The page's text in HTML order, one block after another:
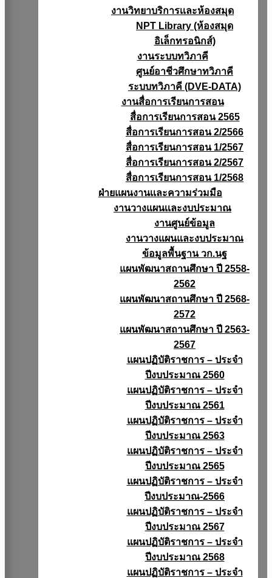
งานวิทยาบริการเเละห้องสมุด
NPT Library (ห้องสมุด
อิเล็กทรอนิกส์)
งานระบบทวิภาคี
ศูนย์อาชีวศึกษาทวิภาคี
ระบบทวิภาคี (DVE-DATA)
งานสื่อการเรียนการสอน
สื่อการเรียนการสอน 2565
สื่อการเรียนการสอน 2/2566
สื่อการเรียนการสอน 1/2567
สื่อการเรียนการสอน 2/2567
สื่อการเรียนการสอน 1/2568
ฝ่ายแผนงานเเละความร่วมมือ
งานวางแผนเเละงบประมาณ
งานศูนย์ข้อมูล
งานวางแผนและงบประมาณ
ข้อมูลพื้นฐาน วก.นฐ
แผนพัฒนาสถานศึกษา ปี 2558-
2562
แผนพัฒนาสถานศึกษา ปี 2568-
2572
แผนพัฒนาสถานศึกษา ปี 2563-
2567
แผนปฏิบัติราชการ – ประจำ
ปีงบประมาณ 2560
แผนปฏิบัติราชการ – ประจำ
ปีงบประมาณ 2561
แผนปฏิบัติราชการ – ประจำ
ปีงบประมาณ 2563
แผนปฏิบัติราชการ – ประจำ
ปีงบประมาณ 2565
แผนปฏิบัติราชการ – ประจำ
ปีงบประมาณ-2566
แผนปฏิบัติราชการ – ประจำ
ปีงบประมาณ 2567
แผนปฏิบัติราชการ – ประจำ
ปีงบประมาณ 2568
แผนปฏิบัติราชการ – ประจำ